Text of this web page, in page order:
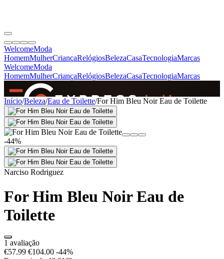
WelcomeModa
HomemMulherCriançaRelógiosBelezaCasaTecnologiaMarcas
WelcomeModa
HomemMulherCriançaRelógiosBelezaCasaTecnologiaMarcas
SINCE 2005
+de 36.000 reviews
Início/Beleza/Eau de Toilette/For Him Bleu Noir Eau de Toilette
-44%
Narciso Rodriguez
For Him Bleu Noir Eau de
Toilette
1 avaliação
€57.99 €104.00 -44%